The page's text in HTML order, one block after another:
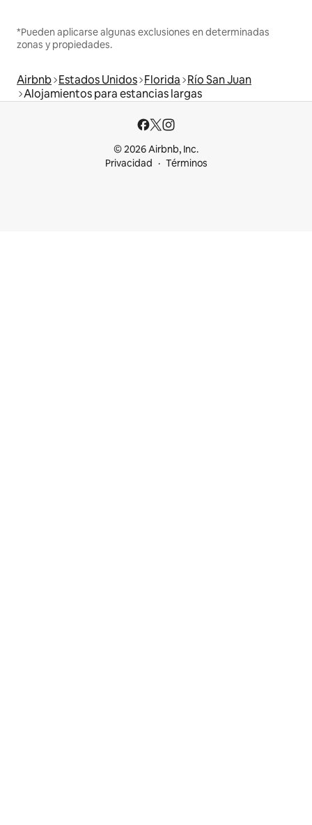
*Pueden aplicarse algunas exclusiones en determinadas
zonas y propiedades.
Airbnb Estados Unidos Florida Río San Juan
Alojamientos para estancias largas
© 2026 Airbnb, Inc.
Privacidad
Términos